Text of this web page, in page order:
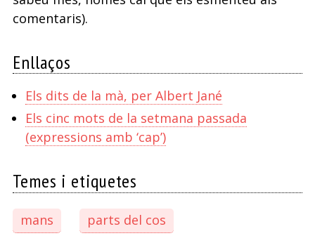
comentaris).
Enllaços
Els dits de la mà, per Albert Jané
Els cinc mots de la setmana passada
(expressions amb ‘cap’)
Temes i etiquetes
mans parts del cos